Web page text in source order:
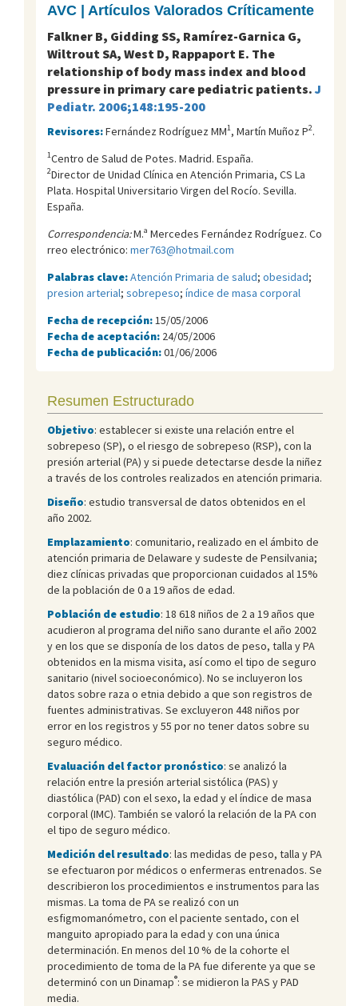
AVC | Artículos Valorados Críticamente
Falkner B, Gidding SS, Ramírez-Garnica G,
Wiltrout SA, West D, Rappaport E. The
relationship of body mass index and blood
pressure in primary care pediatric patients. J
Pediatr. 2006;148:195-200
Revisores:Fernández Rodríguez MM1, Martín Muñoz P2.
1Centro de Salud de Potes. Madrid. España.
2Director de Unidad Clínica en Atención Primaria, CS La
Plata. Hospital Universitario Virgen del Rocí­o. Sevilla.
España.
Correspondencia:M.ª Mercedes Fernández Rodríguez. Co
rreo electrónico: mer763@hotmail.com
Palabras clave:Atención Primaria de salud; obesidad;
presion arterial; sobrepeso; índice de masa corporal
Fecha de recepción: 15/05/2006
Fecha de aceptación: 24/05/2006
Fecha de publicación:01/06/2006
Resumen Estructurado
Objetivo: establecer si existe una relación entre el
sobrepeso (SP), o el riesgo de sobrepeso (RSP), con la
presión arterial (PA) y si puede detectarse desde la niñez
a través de los controles realizados en atención primaria.
Diseño: estudio transversal de datos obtenidos en el
año 2002.
Emplazamiento: comunitario, realizado en el ámbito de
atención primaria de Delaware y sudeste de Pensilvania;
diez clínicas privadas que proporcionan cuidados al 15%
de la población de 0 a 19 años de edad.
Población de estudio: 18 618 niños de 2 a 19 años que
acudieron al programa del niño sano durante el año 2002
y en los que se disponía de los datos de peso, talla y PA
obtenidos en la misma visita, así como el tipo de seguro
sanitario (nivel socioeconómico). No se incluyeron los
datos sobre raza o etnia debido a que son registros de
fuentes administrativas. Se excluyeron 448 niños por
error en los registros y 55 por no tener datos sobre su
seguro médico.
Evaluación del factor pronóstico: se analizó la
relación entre la presión arterial sistólica (PAS) y
diastólica (PAD) con el sexo, la edad y el índice de masa
corporal (IMC). También se valoró la relación de la PA con
el tipo de seguro médico.
Medición del resultado: las medidas de peso, talla y PA
se efectuaron por médicos o enfermeras entrenados. Se
describieron los procedimientos e instrumentos para las
mismas. La toma de PA se realizó con un
esfigmomanómetro, con el paciente sentado, con el
manguito apropiado para la edad y con una única
determinación. En menos del 10 % de la cohorte el
procedimiento de toma de la PA fue diferente ya que se
determinó con un Dinamap®: se midieron la PAS y PAD
media.